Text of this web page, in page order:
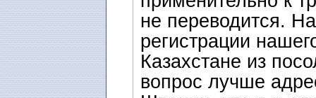
не переводится.
регистрации
Казахстане из
вопрос лучше